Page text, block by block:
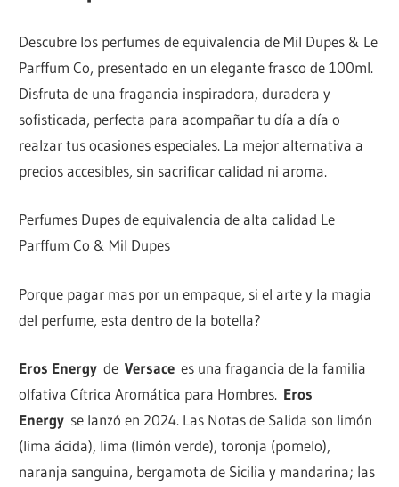
Descubre los perfumes de equivalencia de Mil Dupes & Le
Parffum Co, presentado en un elegante frasco de 100ml.
Disfruta de una fragancia inspiradora, duradera y
sofisticada, perfecta para acompañar tu día a día o
realzar tus ocasiones especiales. La mejor alternativa a
precios accesibles, sin sacrificar calidad ni aroma.
Perfumes Dupes de equivalencia de alta calidad Le
Parffum Co & Mil Dupes
Porque pagar mas por un empaque, si el arte y la magia
del perfume, esta dentro de la botella?
Eros Energy deVersace es una fragancia de la familia
olfativa Cítrica Aromática para Hombres. Eros
Energy se lanzó en 2024. Las Notas de Salida son limón
(lima ácida), lima (limón verde), toronja (pomelo),
naranja sanguina, bergamota de Sicilia y mandarina; las